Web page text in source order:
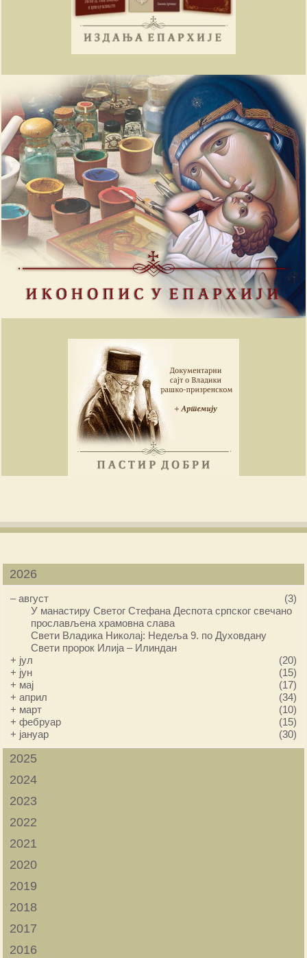
2026
–август
(3)
У манастиру Светог Стефана Деспота српског свечано
прослављена храмовна слава
Свети Владика Николај: Недеља 9. по Духовдану
Свети пророк Илија – Илиндан
+ јул
(20)
+ јун
(15)
+ мај
(17)
+април
(34)
+ март
(10)
+фебруар
(15)
+ јануар (30)
2025
2024
2023
2022
2021
2020
2019
2018
2017
2016